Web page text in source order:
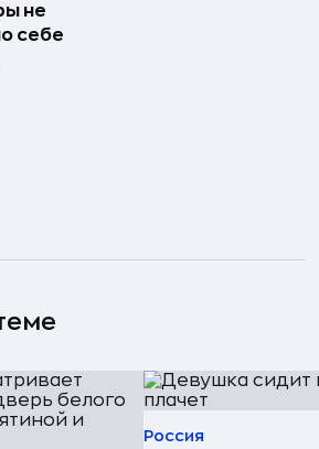
не
себе
Россия